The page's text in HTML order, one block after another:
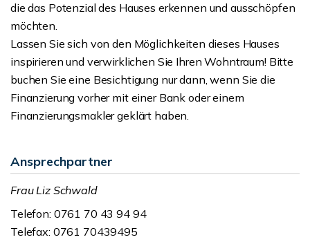
die das Potenzial des Hauses erkennen und ausschöpfen
möchten.
Lassen Sie sich von den Möglichkeiten dieses Hauses
inspirieren und verwirklichen Sie Ihren Wohntraum! Bitte
buchen Sie eine Besichtigung nur dann, wenn Sie die
Finanzierung vorher mit einer Bank oder einem
Finanzierungsmakler geklärt haben.
Ansprechpartner
Frau Liz Schwald
Telefon: 0761 70 43 94 94
Telefax: 0761 70439495